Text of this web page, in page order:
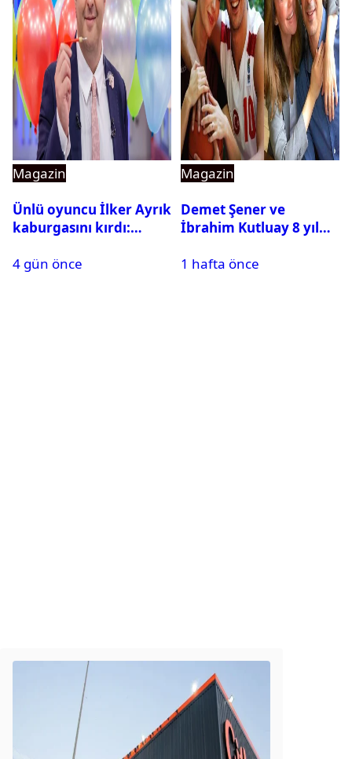
Magazin
Ünlü oyuncu İlker Ayrık
kaburgasını kırdı:
4 gün önce
Magazin
Demet Şener ve
İbrahim Kutluay 8 yıl
Ailece Yunanistan
1 hafta önce